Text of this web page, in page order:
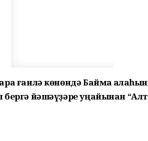
ғаилә көнөндә Баймаҡ
бергә йәшәүҙәре уңайынан